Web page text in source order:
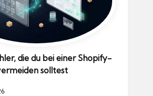
die du bei einer Shopify-
solltest